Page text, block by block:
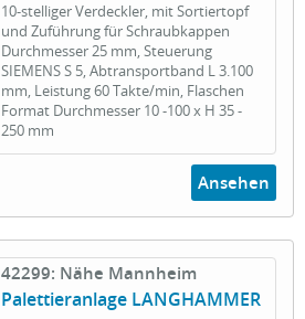
10-stelliger Verdeckler, mit Sortiertopf
und Zuführung für Schraubkappen
Durchmesser 25 mm, Steuerung
SIEMENS S 5, Abtransportband L 3.100
mm, Leistung 60 Takte/min, Flaschen
Format Durchmesser 10 -100 x H 35 -
250 mm
Ansehen
42299: Nähe Mannheim
Palettieranlage LANGHAMMER